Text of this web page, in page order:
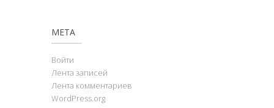
МЕТА
Войти
Лента записей
Лента комментариев
WordPress.org